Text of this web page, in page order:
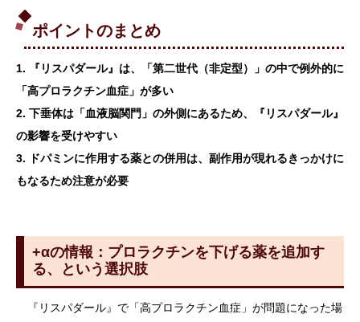
ポイントのまとめ
1. 『リスパダール』は、「第二世代（非定型）」の中で例外的に
「高プロラクチン血症」が多い
2. 下垂体は「血液脳関門」の外側にあるため、『リスパダール』
の影響を受けやすい
3. ドパミンに作用する薬との併用は、副作用が現れるきっかけに
もなるため注意が必要
+αの情報：プロラクチンを下げる薬を追加す
る、という選択肢
『リスパダール』で「高プロラクチン血症」が問題になった場